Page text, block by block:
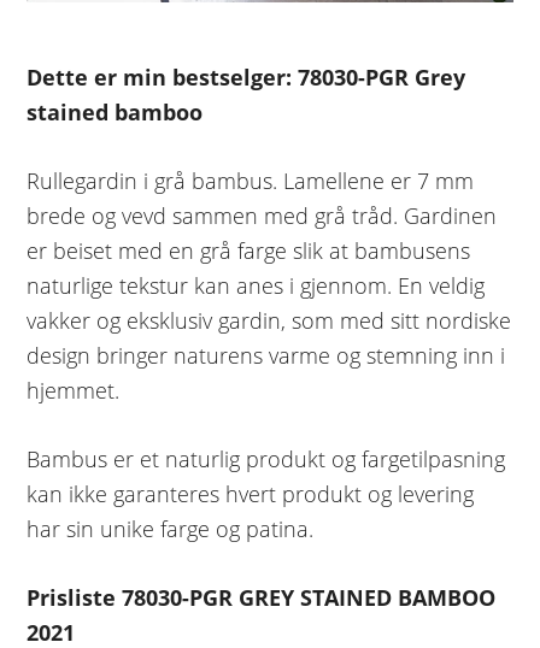
Dette er min bestselger: 78030-PGR Grey
stained bamboo
Rullegardin i grå bambus. Lamellene er 7 mm
brede og vevd sammen med grå tråd. Gardinen
er beiset med en grå farge slik at bambusens
naturlige tekstur kan anes i gjennom. En veldig
vakker og eksklusiv gardin, som med sitt nordiske
design bringer naturens varme og stemning inn i
hjemmet.
Bambus er et naturlig produkt og fargetilpasning
kan ikke garanteres hvert produkt og levering
har sin unike farge og patina.
Prisliste78030-PGR GREY STAINED BAMBOO
2021